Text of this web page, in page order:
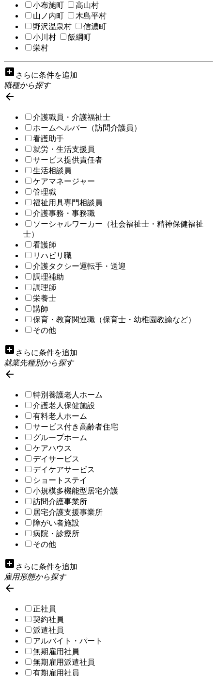
小布施町
高山村
山ノ内町
木島平村
野沢温泉村
信濃町
小川村
飯綱町
栄村
add_box さらに条件を追加
職種から探す

介護職員・介護福祉士
ホームヘルパー（訪問介護員）
看護助手
就労・生活支援員
サービス提供責任者
生活相談員
ケアマネージャー
管理職
福祉用具専門相談員
介護事務・事務職
ソーシャルワーカー（社会福祉士・精神保健福祉
士）
看護師
リハビリ職
介護タクシー運転手・送迎
調理補助
調理師
栄養士
講師
保育・教育関連職（保育士・幼稚園教諭など）
その他
add_box さらに条件を追加
就業先種別から探す

特別養護老人ホーム
介護老人保健施設
有料老人ホーム
サービス付き高齢者住宅
グループホーム
ケアハウス
デイサービス
デイケアサービス
ショートステイ
小規模多機能型居宅介護
訪問介護事業所
居宅介護支援事業所
障がい者施設
病院・診療所
その他
add_box さらに条件を追加
雇用形態から探す

正社員
契約社員
派遣社員
アルバイト・パート
無期雇用社員
無期雇用派遣社員
有期雇用社員